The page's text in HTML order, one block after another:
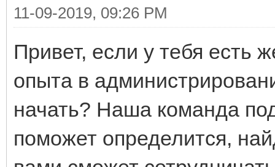
11-09-2019, 09:26 PM
Привет, если у тебя есть
опыта в
начать? Наша команда
поможет определится,